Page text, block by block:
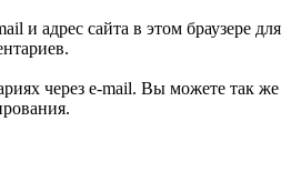
и адрес сайта в этом браузере для
через e-mail. Вы можете так же